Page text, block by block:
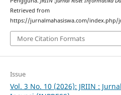
Retrieved from
https://jurnalmahasiswa.com/index.php/
More Citation Formats
Issue
Vol. 3 No. 10 (2026): JRIIN :